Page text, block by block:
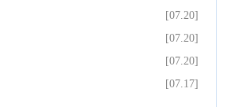
[07.20]
[07.20]
[07.20]
[07.17]